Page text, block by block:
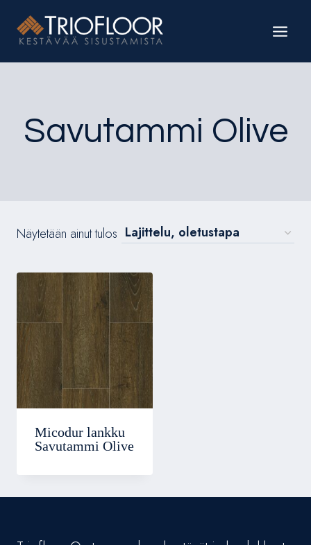
sisältöön
Savutammi Olive
Näytetään ainut tulos
Micodur lankku
Savutammi Olive